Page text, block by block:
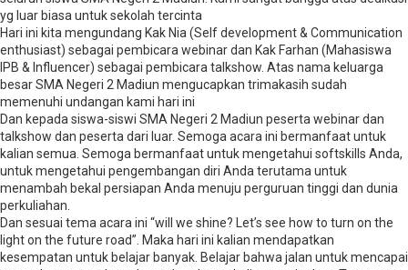
yg luar biasa untuk sekolah tercinta
Hari ini kita mengundang Kak Nia (Self development & Communication
enthusiast) sebagai pembicara webinar dan Kak Farhan (Mahasiswa
IPB & Influencer) sebagai pembicara talkshow. Atas nama keluarga
besar SMA Negeri 2 Madiun mengucapkan trimakasih sudah
memenuhi undangan kami hari ini
Dan kepada siswa-siswi SMA Negeri 2 Madiun peserta webinar dan
talkshow dan peserta dari luar. Semoga acara ini bermanfaat untuk
kalian semua. Semoga bermanfaat untuk mengetahui softskills Anda,
untuk mengetahui pengembangan diri Anda terutama untuk
menambah bekal persiapan Anda menuju perguruan tinggi dan dunia
perkuliahan.
Dan sesuai tema acara ini “will we shine? Let’s see how to turn on the
light on the future road”. Maka hari ini kalian mendapatkan
kesempatan untuk belajar banyak. Belajar bahwa jalan untuk mencapai